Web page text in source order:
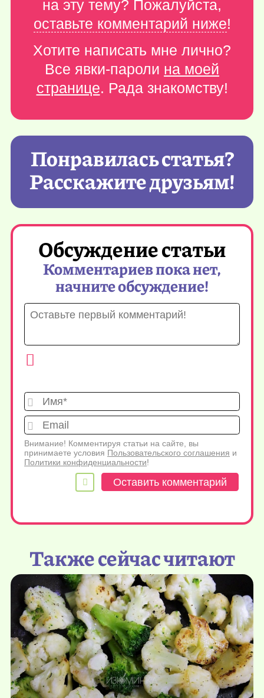
на эту тему? Пожалуйста,
оставьте комментарий ниже!
Хотите написать мне лично?
Все явки-пароли на моей
странице. Рада знакомству!
Понравилась статья?
Расскажите друзьям!
Обсуждение статьи
Комментариев пока нет,
начните обсуждение!
Имя*
Внимание! Комментируя статьи на сайте, вы
принимаете условия Пользовательского соглашения и
Политики конфиденциальности!
Также сейчас читают